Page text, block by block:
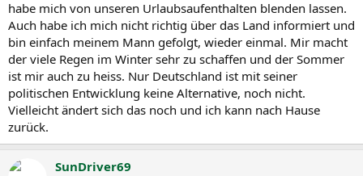
habe mich von unseren Urlaubsaufenthalten blenden lassen.
Auch habe ich mich nicht richtig über das Land informiert und
bin einfach meinem Mann gefolgt, wieder einmal. Mir macht
der viele Regen im Winter sehr zu schaffen und der Sommer
ist mir auch zu heiss. Nur Deutschland ist mit seiner
politischen Entwicklung keine Alternative, noch nicht.
Vielleicht ändert sich das noch und ich kann nach Hause
zurück.
SunDriver69